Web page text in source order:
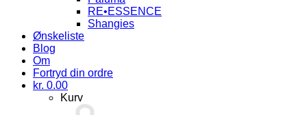
RE•ESSENCE
Shangies
Ønskeliste
Blog
Om
Fortryd din ordre
kr. 0.00
Kurv